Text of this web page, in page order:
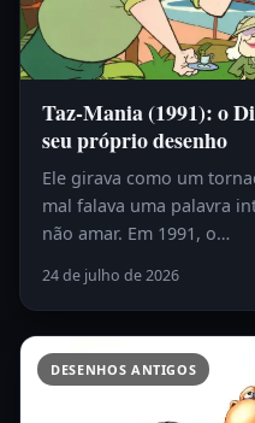
Taz-Mania (1991): o
seu próprio desenho
Ele girava como um
mal falava uma palavra
não amar. Em 1991, o…
24 de julho de 2026
DESENHOS ANTIGOS